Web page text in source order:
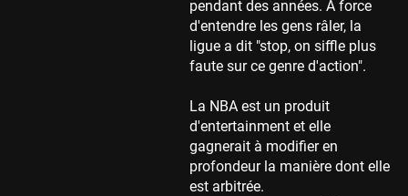
pendant des années. À force
d'entendre les gens râler, la
ligue a dit "stop, on siffle plus
faute sur ce genre d'action".
La NBA est un produit
d'entertainment et elle
gagnerait à modifier en
profondeur la manière dont elle
est arbitrée.